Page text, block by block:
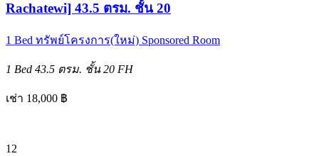
Rachatewi] 43.5 ตรม. ชั้น 20
1 Bed ทรัพย์โครงการ(ใหม่) Sponsored Room
1 Bed 43.5 ตรม. ชั้น 20 FH
เช่า 18,000 ฿
12